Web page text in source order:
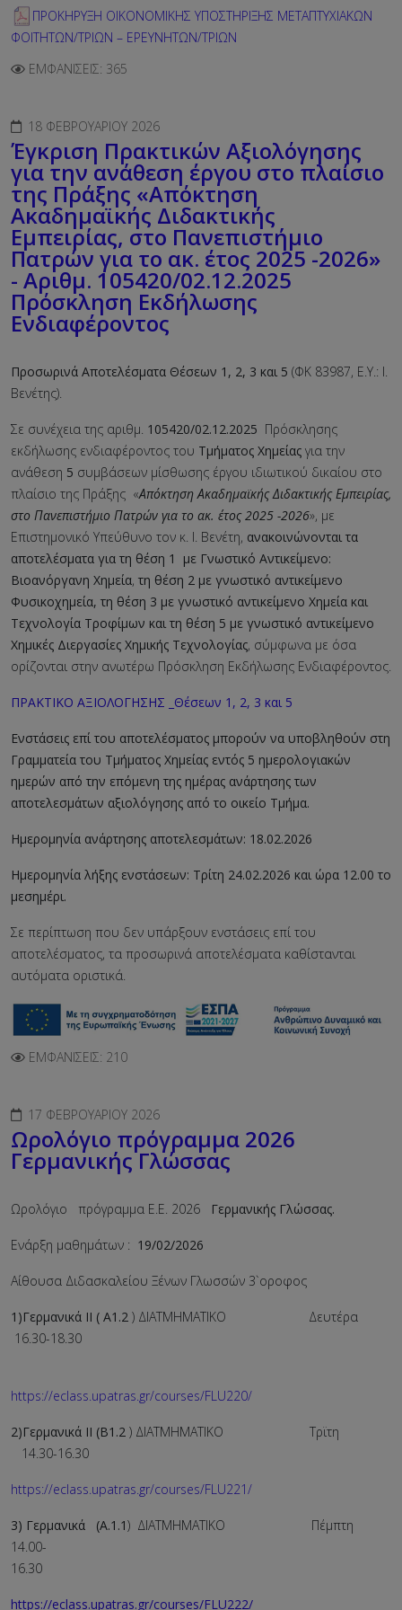
ΠΡΟΚΗΡΥΞΗ ΟΙΚΟΝΟΜΙΚΗΣ ΥΠΟΣΤΗΡΙΞΗΣ ΜΕΤΑΠΤΥΧΙΑΚΩΝ
ΦΟΙΤΗΤΩΝ/ΤΡΙΩΝ – ΕΡΕΥΝΗΤΩΝ/ΤΡΙΩΝ
ΕΜΦΑΝΊΣΕΙΣ: 365
18 ΦΕΒΡΟΥΑΡΊΟΥ 2026
Έγκριση Πρακτικών Αξιολόγησης
για την ανάθεση έργου στο πλαίσιο
της Πράξης «Απόκτηση
Ακαδημαϊκής Διδακτικής
Εμπειρίας, στο Πανεπιστήμιο
Πατρών για το ακ. έτος 2025 -2026»
- Αριθμ. 105420/02.12.2025
Πρόσκληση Εκδήλωσης
Ενδιαφέροντος
Προσωρινά Αποτελέσματα Θέσεων 1, 2, 3 και 5 (ΦΚ 83987, Ε.Υ.: Ι.
Βενέτης).
Σε συνέχεια της αριθμ. 105420/02.12.2025 Πρόσκλησης
εκδήλωσης ενδιαφέροντος του Τμήματος Χημείας για την
ανάθεση 5 συμβάσεων μίσθωσης έργου ιδιωτικού δικαίου στο
πλαίσιο της Πράξης «Απόκτηση Ακαδημαϊκής Διδακτικής Εμπειρίας,
στο Πανεπιστήμιο Πατρών για το ακ. έτος 2025 -2026», με
Επιστημονικό Υπεύθυνο τον κ. Ι. Βενέτη, ανακοινώνονται τα
αποτελέσματα για τη θέση 1 με Γνωστικό Αντικείμενο:
Βιοανόργανη Χημεία, τη θέση 2 με γνωστικό αντικείμενο
Φυσικοχημεία, τη θέση 3 με γνωστικό αντικείμενο Χημεία και
Τεχνολογία Τροφίμων και τη θέση 5 με γνωστικό αντικείμενο
Χημικές Διεργασίες Χημικής Τεχνολογίας, σύμφωνα με όσα
ορίζονται στην ανωτέρω Πρόσκληση Εκδήλωσης Ενδιαφέροντος.
ΠΡΑΚΤΙΚΟ ΑΞΙΟΛΟΓΗΣΗΣ _Θέσεων 1, 2, 3 και 5
Ενστάσεις επί του αποτελέσματος μπορούν να υποβληθούν στη
Γραμματεία του Τμήματος Χημείας εντός 5 ημερολογιακών
ημερών από την επόμενη της ημέρας ανάρτησης των
αποτελεσμάτων αξιολόγησης από το οικείο Τμήμα.
Ημερομηνία ανάρτησης αποτελεσμάτων: 18.02.2026
Ημερομηνία λήξης ενστάσεων: Τρίτη 24.02.2026 και ώρα 12.00 το
μεσημέρι.
Σε περίπτωση που δεν υπάρξουν ενστάσεις επί του
αποτελέσματος, τα προσωρινά αποτελέσματα καθίστανται
αυτόματα οριστικά.
ΕΜΦΑΝΊΣΕΙΣ: 210
17 ΦΕΒΡΟΥΑΡΊΟΥ 2026
Ωρολόγιο πρόγραμμα 2026
Γερμανικής Γλώσσας
Ωρολόγιο πρόγραμμα Ε.Ε. 2026 Γερμανικής Γλώσσας.
Ενάρξη μαθημάτων : 19/02/2026
Αίθουσα Διδασκαλείου Ξένων Γλωσσών 3`οροφος
1)Γερμανικά ΙI ( Α1.2 ) ΔΙΑΤΜΗΜΑΤΙΚΟ Δευτέρα
16.30-18.30
https://eclass.upatras.gr/courses/FLU220/
2)Γερμανικά ΙΙ (Β1.2 ) ΔΙΑΤΜΗΜΑΤΙΚΟ Τρϊτη
14.30-16.30
https://eclass.upatras.gr/courses/FLU221/
3) Γερμανικά (Α.1.1) ΔΙΑΤΜΗΜΑΤΙΚΟ Πέμπτη
14.00-
https://eclass.upatras.gr/courses/FLU222/